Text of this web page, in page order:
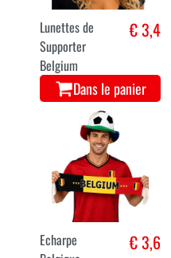
Lunettes de
Supporter
Belgium
€ 3,4
Dans le panier
Echarpe
€ 3,6